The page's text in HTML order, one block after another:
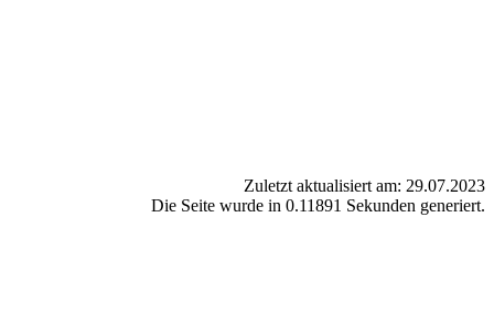
Zuletzt aktualisiert am: 29.07.2023
Die Seite wurde in 0.11891 Sekunden generiert.